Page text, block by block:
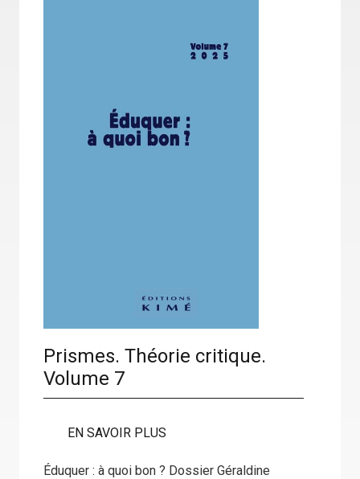
Prismes. Théorie critique.
Volume 7
EN SAVOIR PLUS
Éduquer : à quoi bon ? Dossier Géraldine